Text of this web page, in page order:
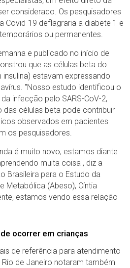
considerado. Os pesquisadores
Covid-19 deflagraria a diabete 1 e
ou permanentes.
e publicado no início de
que as células beta do
estavam expressando
"Nosso estudo identificou o
infecção pelo SARS-CoV-2,
das células beta pode contribuir
observados em pacientes
os pesquisadores.
é muito novo, estamos diante
muita coisa", diz a
Brasileira para o Estudo da
Metabólica (Abeso), Cíntia
estamos vendo essa relação
ocorrer em crianças
de referência para atendimento
de Janeiro notaram também